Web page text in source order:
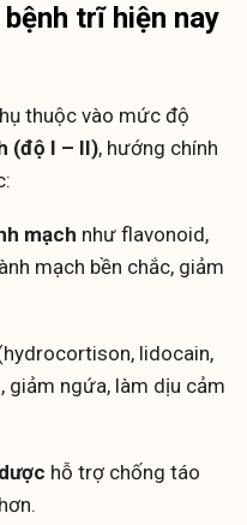
trĩ hiện nay
thuộc vào mức độ
(độ I – II), hướng chính
mạch như flavonoid,
mạch bền chắc, giảm
lidocain,
giảm ngứa, làm dịu cảm
hỗ trợ chống táo